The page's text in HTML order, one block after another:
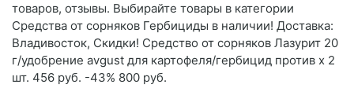
товаров, отзывы. Выбирайте товары в категории
Средства от сорняков Гербициды в наличии! Доставка:
Владивосток, Скидки! Средство от сорняков Лазурит 20
г/удобрение avgust для картофеля/гербицид против х 2
шт. 456 руб. -43% 800 руб.